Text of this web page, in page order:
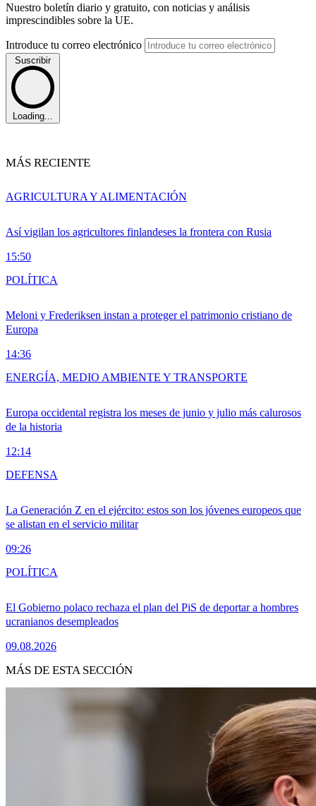
Nuestro boletín diario y gratuito, con noticias y análisis
imprescindibles sobre la UE.
Introduce tu correo electrónico
Suscribir
Loading...
MÁS RECIENTE
Así vigilan los agricultores finlandeses la frontera con Rusia
15:50
AGRICULTURA Y ALIMENTACIÓN
Meloni y Frederiksen instan a proteger el patrimonio cristiano de
Europa
14:36
POLÍTICA
Europa occidental registra los meses de junio y julio más calurosos
de la historia
12:14
ENERGÍA, MEDIO AMBIENTE Y TRANSPORTE
La Generación Z en el ejército: estos son los jóvenes europeos que
se alistan en el servicio militar
09:26
DEFENSA
El Gobierno polaco rechaza el plan del PiS de deportar a hombres
ucranianos desempleados
09.08.2026
POLÍTICA
MÁS DE ESTA SECCIÓN